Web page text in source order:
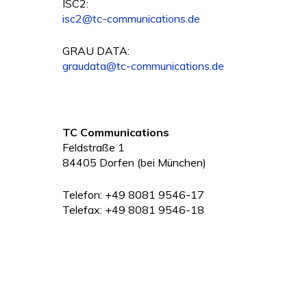
ISC2:
isc2@tc-communications.de
GRAU DATA:
graudata@tc-communications.de
TC Communications
Feldstraße 1
84405 Dorfen (bei München)
Telefon: +49 8081 9546-17
Telefax: +49 8081 9546-18